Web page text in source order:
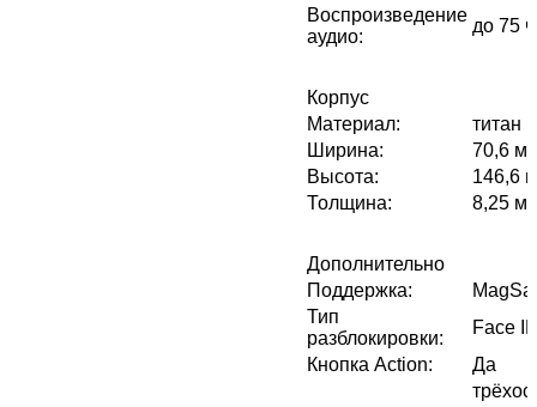
Воспроизведение
аудио:
до 75
Корпус
Материал:
титан
Ширина:
70,6
Высота:
146,6
Толщина: 8,25
Дополнительно
Поддержка:
Тип
разблокировки:
Face
Кнопка Action: Да